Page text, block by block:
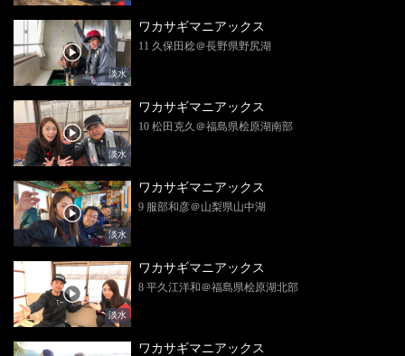
淡水
ワカサギマニアックス
11 久保田稔＠長野県野尻湖
淡水
ワカサギマニアックス
10 松田克久＠福島県桧原湖南部
淡水
ワカサギマニアックス
9 服部和彦＠山梨県山中湖
淡水
ワカサギマニアックス
8 平久江洋和＠福島県桧原湖北部
ワカサギマニアックス